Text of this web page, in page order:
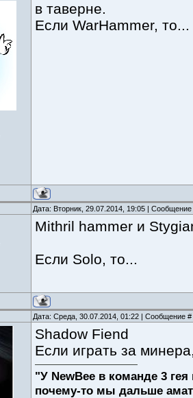
в таверне.
Если WarHammer, то...
Дата: Вторник, 29.07.2014, 19:05 |
Mithril hammer и
Если Solo, то...
Дата: Среда, 30.07.2014, 01:22 | Сообщение #
Shadow Fiend
Если играть за
"У NewBee в команде 3
почему-то мы дальше